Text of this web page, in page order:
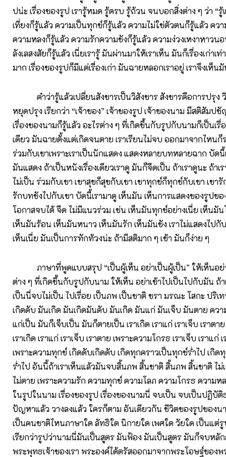
ปน่ะ เรื่องของรูป เรารู้หมด รู้ครบ รู้ถ้วน จนบอกสิ่งต่าง ๆ ว่า “รู้
เที่ยงก็รู้แล้ว ความเป็นทุกข์ก็รู้แล้ว ความไม่ใช่ตัวตนก็รู้แล้ว คว
ความหลงก็รู้แล้ว ความรักความชังก็รู้แล้ว ความง่วงเหงาหาวน
ลังเลสงสัยก็รู้แล้ว เนี่ยเรารู้ มันผ่านมาให้เราเห็น มันก็เรื่องเก่าเ
มาก เรื่องของรูปก็มีแต่เรื่องเก่า มันฉายหลอกเราอยู่ เราจึงเห็น
คำว่ารู้แล้วเปลี่ยนสังขารเป็นวิสังขาร สังขารคือการปรุง วิ
หยุดปรุง เรียกว่า “เจ้าของ” เจ้าของรูป เจ้าของนาม มีสติสัม
เรื่องของนามก็รู้แล้ว อะไรต่าง ๆ ที่เกิดขึ้นกับรูปกับนามก็เป็นเรื่
เดียว มันฉายตั้งแต่เกิดจนตาย เราเรียนไม่จบ ออกมาจากไหนก็
ร่วมกับเขาเพราะเราเป็นนักแสดง แสดงหลายบทหลายฉาก บัดนี้
มันแสดง ถ้าเป็นหนังเรื่องเดียวเราดู มันก็จืดเป็น ถ้าเราดูนะ ถ้าเ
ไม่เป็น ร่วมกับเขา เขาสุขก็สุขกับเขา เขาทุกข์ก็ทุกข์กับเขา เขา
รักบทชังไปกับเขา บัดนี้เรามาดู เห็นมัน เห็นการแสดงของรูปขอ
โอกาสจบได้ จืด ไม่มีแนวร่วม เช่น เห็นมันทุกข์อย่างเนี่ย เห็นมั
เห็นมันร้อน เห็นมันหนาว เห็นมันรัก เห็นมันชัง เราไม่แสดงไปกับ
เห็นเนี่ย มันเป็นการทักท้วงน่ะ ถ้ามีสติมาก ๆ เข้า มันก็ง่าย ๆ
ภาษาที่พูดแบบสรุป “เป็นผู้เห็น อย่าเป็นผู้เป็น” ให้เห็นอย่า
ต่าง ๆ ที่เกิดขึ้นกับรูปกับนาม ให้เห็น อย่าเข้าไปเป็นไปกับมัน ถ้
เป็นนี่จบไม่เป็น ไปเรื่อย เป็นภพ เป็นชาติ ชรา มรณะ โสกะ ปริเ
เกิดดับ มันเกิด มันเกิดมันดับ มันเกิด มันแก่ มันเจ็บ มันตาย คว
แก่เป็น มันก็เจ็บเป็น มันก็ตายเป็น เราเกิด เราแก่ เราเจ็บ เราตา
เราเกิด เราแก่ เราเจ็บ เราตาย เพราะความโกรธ เราเจ็บ เราแก่
เพราะความทุกข์ เกิดดับเกิดดับ เกิดทุกคราวเป็นทุกข์ร่ำไป เกิด
ร่ำไป อันนี้ถ้าเราเห็นแล้วมันจบสิ้นภพ สิ้นชาติ สิ้นภพ สิ้นชาติ ไม่
ไม่ตาย เพราะความรัก ความทุกข์ ความโลภ ความโกรธ ความ
ในรูปในนาม เรื่องของรูป เรื่องของนามนี่ จบเป็น จบเป็นปฏิบั
ปัญหาแล้ว วางลงแล้ว ใครก็ตาม อันเดียวกัน ชีวิตของรูปของน
เป็นคนชาติไหนภาษาใด ลัทธิใด นิกายใด เพศใด วัยใด เป็นแต่
เรียกว่ารูปว่านามนี่มันเป็นสูตร มันฟ้อง มันเป็นสูตร มันก็จบหลั
พระพุทธเจ้าของเรา พระองค์ได้ตรัสออกมาจากพระโอษฐ์ของพ